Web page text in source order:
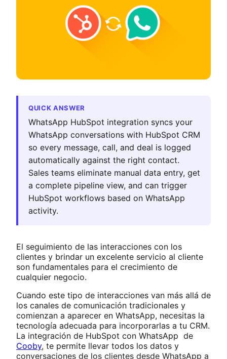
QUICK ANSWER
WhatsApp HubSpot integration syncs your
WhatsApp conversations with HubSpot CRM
so every message, call, and deal is logged
automatically against the right contact.
Sales teams eliminate manual data entry, get
a complete pipeline view, and can trigger
HubSpot workflows based on WhatsApp
activity.
El seguimiento de las interacciones con los
clientes y brindar un excelente servicio al cliente
son fundamentales para el crecimiento de
cualquier negocio.
Cuando este tipo de interacciones van más allá de
los canales de comunicación tradicionales y
comienzan a aparecer en WhatsApp, necesitas la
tecnología adecuada para incorporarlas a tu CRM.
La integración de HubSpot con WhatsApp de
Cooby, te permite llevar todos los datos y
conversaciones de los clientes desde WhatsApp a